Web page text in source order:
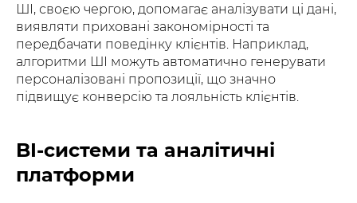
ШІ, своєю чергою, допомагає аналізувати ці дані,
виявляти приховані закономірності та
передбачати поведінку клієнтів. Наприклад,
алгоритми ШІ можуть автоматично генерувати
персоналізовані пропозиції, що значно
підвищує конверсію та лояльність клієнтів.
BI-системи та аналітичні
платформи